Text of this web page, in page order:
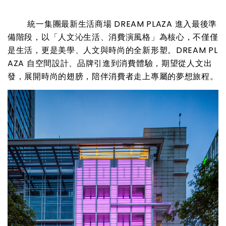
統一集團最新生活商場 DREAM PLAZA 進入最後準
備階段，以「人文沁生活、消費演風格」為核心，不僅僅
是生活，更是美學、人文與時尚的全新形塑。DREAM PL
AZA 自空間設計、品牌引進到消費體驗，期望從人文出
發，展開時尚的翅膀，陪伴消費者走上專屬的夢想旅程。